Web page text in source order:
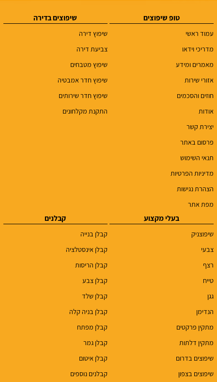
טופ שיפוצים
עמוד ראשי
מדריכי וידאו
מאמרים ומידע
אזורי שירות
חוזים והסכמים
אודות
יצירת קשר
פרסום באתר
תנאי השימוש
מדיניות הפרטיות
הצהרת נגישות
מפת אתר
שיפוצים בדירה
שיפוץ דירה
צביעת דירה
שיפוץ מטבחים
שיפוץ חדר אמבטיה
שיפוץ חדר שירותים
התקנת מקלחונים
בעלי מקצוע
שיפוצניק
צבעי
רצף
טייח
גגן
הנדימן
מתקין פרקטים
מתקין דלתות
שיפוצים בדרום
שיפוצים בצפון
קבלנים
קבלן בנייה
קבלן אינסטלציה
קבלן הריסות
קבלן צבע
קבלן שלד
קבלן בניה קלה
קבלן מפתח
קבלן גמר
קבלן איטום
קבלנים נוספים